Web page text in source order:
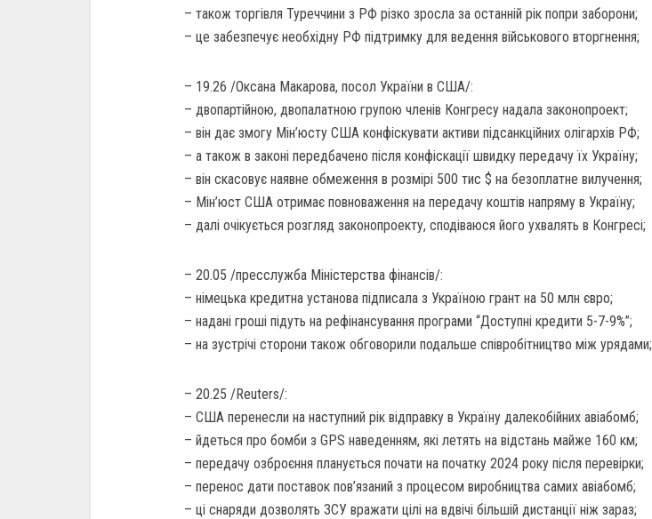
– також торгівля Туреччини з РФ різко зросла за останній рік попри заборони;
– це забезпечує необхідну РФ підтримку для ведення військового вторгнення;
– 19.26 /Оксана Макарова, посол України в США/:
– двопартійною, двопалатною групою членів Конгресу надала законопроект;
– він дає змогу Мін’юсту США конфіскувати активи підсанкційних олігархів РФ;
– а також в законі передбачено після конфіскації швидку передачу їх Україну;
– він скасовує наявне обмеження в розмірі 500 тис $ на безоплатне вилучення;
– Мін’юст США отримає повноваження на передачу коштів напряму в Україну;
– далі очікується розгляд законопроекту, сподіваюся його ухвалять в Конгресі;
– 20.05 /пресслужба Міністерства фінансів/:
– німецька кредитна установа підписала з Україною грант на 50 млн євро;
– надані гроші підуть на рефінансування програми “Доступні кредити 5-7-9%”;
– на зустрічі сторони також обговорили подальше співробітництво між урядами;
– 20.25 /Reuters/:
– США перенесли на наступний рік відправку в Україну далекобійних авіабомб;
– йдеться про бомби з GPS наведенням, які летять на відстань майже 160 км;
– передачу озброєння планується почати на початку 2024 року після перевірки;
– перенос дати поставок пов’язаний з процесом виробництва самих авіабомб;
– ці снаряди дозволять ЗСУ вражати цілі на вдвічі більшій дистанції ніж зараз;